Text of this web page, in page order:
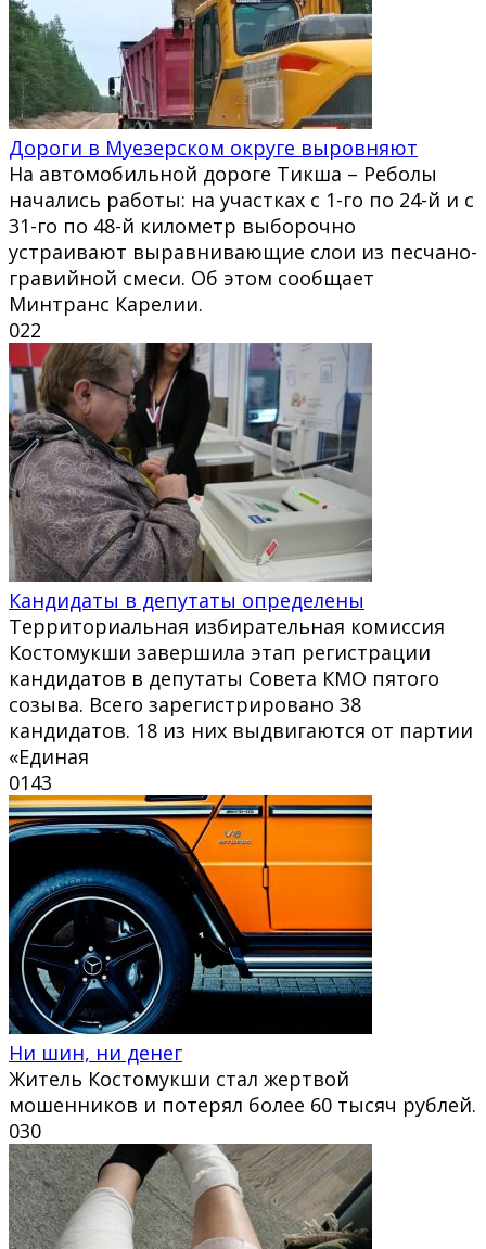
Дороги в Муезерском округе выровняют
На автомобильной дороге Тикша – Реболы
начались работы: на участках с 1-го по 24-й и с
31-го по 48-й километр выборочно
устраивают выравнивающие слои из песчано-
гравийной смеси. Об этом сообщает
Минтранс Карелии.
022
Кандидаты в депутаты определены
Территориальная избирательная комиссия
Костомукши завершила этап регистрации
кандидатов в депутаты Совета КМО пятого
созыва. Всего зарегистрировано 38
кандидатов. 18 из них выдвигаются от партии
«Единая
0143
Ни шин, ни денег
Житель Костомукши стал жертвой
мошенников и потерял более 60 тысяч рублей.
030